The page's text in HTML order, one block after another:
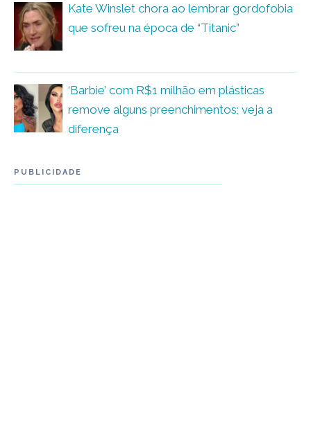
Kate Winslet chora ao lembrar gordofobia
que sofreu na época de “Titanic”
‘Barbie’ com R$1 milhão em plásticas
remove alguns preenchimentos; veja a
diferença
PUBLICIDADE